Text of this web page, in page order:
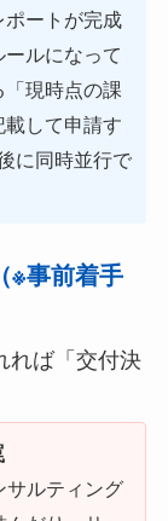
ポートが完成
ルになって
現時点の課
して申請す
に同時並行で
※事前着手
れば「交付決
ルティング